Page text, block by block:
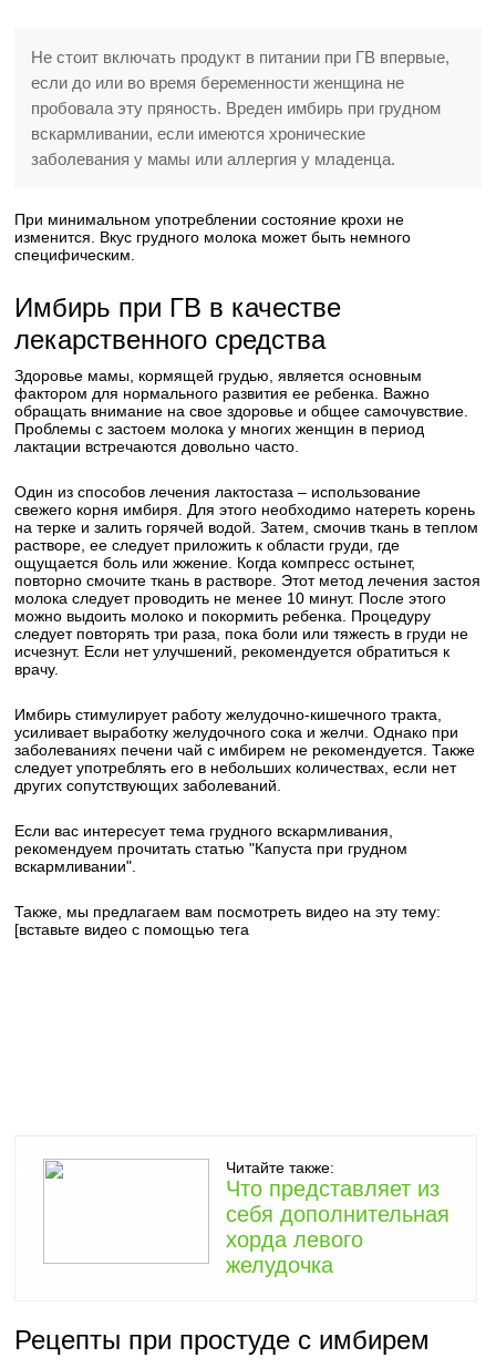
Не стоит включать продукт в питании при ГВ впервые,
если до или во время беременности женщина не
пробовала эту пряность. Вреден имбирь при грудном
вскармливании, если имеются хронические
заболевания у мамы или аллергия у младенца.
При минимальном употреблении состояние крохи не
изменится. Вкус грудного молока может быть немного
специфическим.
Имбирь при ГВ в качестве
лекарственного средства
Здоровье мамы, кормящей грудью, является основным
фактором для нормального развития ее ребенка. Важно
обращать внимание на свое здоровье и общее самочувствие.
Проблемы с застоем молока у многих женщин в период
лактации встречаются довольно часто.
Один из способов лечения лактостаза – использование
свежего корня имбиря. Для этого необходимо натереть корень
на терке и залить горячей водой. Затем, смочив ткань в теплом
растворе, ее следует приложить к области груди, где
ощущается боль или жжение. Когда компресс остынет,
повторно смочите ткань в растворе. Этот метод лечения застоя
молока следует проводить не менее 10 минут. После этого
можно выдоить молоко и покормить ребенка. Процедуру
следует повторять три раза, пока боли или тяжесть в груди не
исчезнут. Если нет улучшений, рекомендуется обратиться к
врачу.
Имбирь стимулирует работу желудочно-кишечного тракта,
усиливает выработку желудочного сока и желчи. Однако при
заболеваниях печени чай с имбирем не рекомендуется. Также
следует употреблять его в небольших количествах, если нет
других сопутствующих заболеваний.
Если вас интересует тема грудного вскармливания,
рекомендуем прочитать статью "Капуста при грудном
вскармливании".
Также, мы предлагаем вам посмотреть видео на эту тему:
[вставьте видео с помощью тега
Читайте также:
Что представляет из
себя дополнительная
хорда левого
желудочка
Рецепты при простуде с имбирем